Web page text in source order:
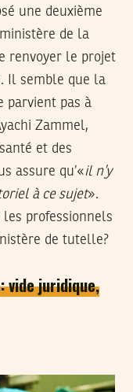
une deuxième
de la
renvoyer le projet
Il semble que la
parvient pas à
Zammel,
et des
assure qu’«il n’y
à ce sujet».
les professionnels
de tutelle?
vide juridique,